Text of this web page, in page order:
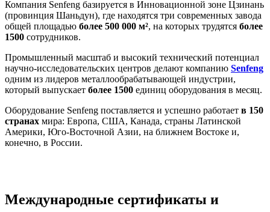
Компания Senfeng базируется в Инновационной зоне Цзинань
(провинция Шаньдун), где находятся три современных завода
общей площадью более 500 000 м², на которых трудятся более
1500 сотрудников.
Промышленный масштаб и высокий технический потенциал
научно-исследовательских центров делают компанию Senfeng
одним из лидеров металлообрабатывающей индустрии,
который выпускает более 1500 единиц оборудования в месяц.
Оборудование Senfeng поставляется и успешно работает в 150
странах мира: Европа, США, Канада, страны Латинской
Америки, Юго-Восточной Азии, на ближнем Востоке и,
конечно, в России.
Международные сертификаты и